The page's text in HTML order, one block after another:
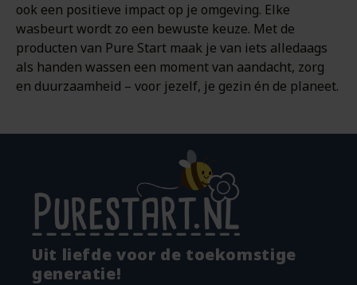
ook een positieve impact op je omgeving. Elke
wasbeurt wordt zo een bewuste keuze. Met de
producten van Pure Start maak je van iets alledaags
als handen wassen een moment van aandacht, zorg
en duurzaamheid – voor jezelf, je gezin én de planeet.
Uit liefde voor de toekomstige
generatie!